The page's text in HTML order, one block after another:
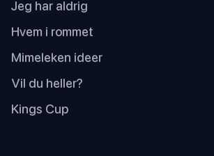
Jeg har aldrig
Hvem i rommet
Mimeleken ideer
Vil du heller?
Kings Cup